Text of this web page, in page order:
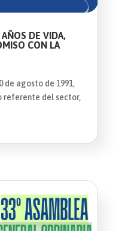
DE VIDA,
CON LA
de agosto de 1991,
referente del sector,